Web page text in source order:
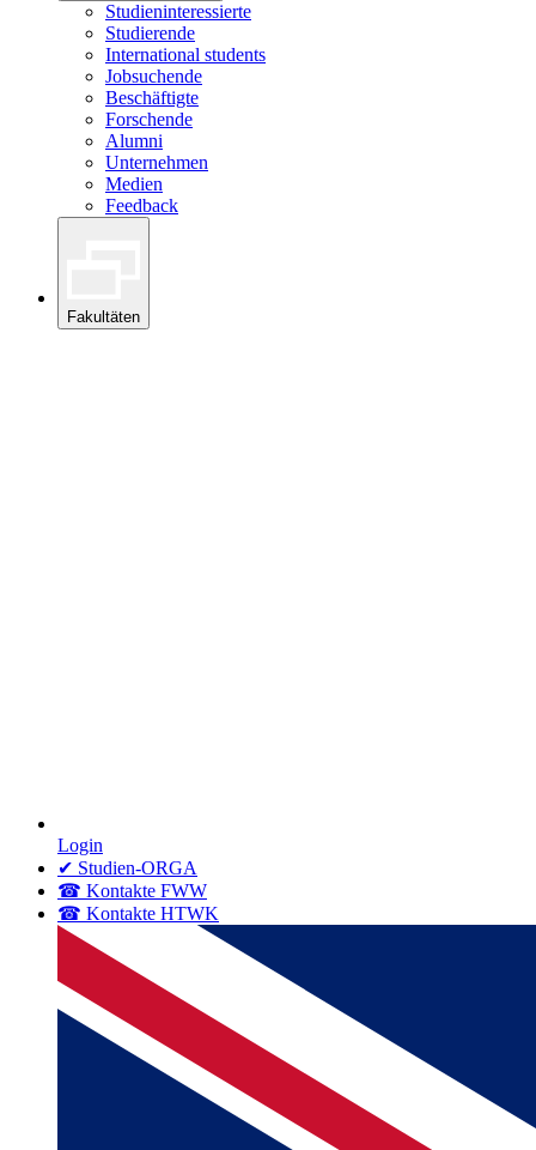
Studieninteressierte
Studierende
International students
Jobsuchende
Beschäftigte
Forschende
Alumni
Unternehmen
Medien
Feedback
Fakultäten
Login
✔ Studien-ORGA
☎ Kontakte FWW
☎ Kontakte HTWK